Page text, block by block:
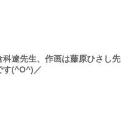
科遼先生、作画は藤原ひさし先
す(^O^)／